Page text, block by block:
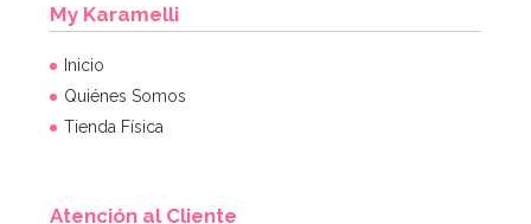
My Karamelli
Inicio
Quiénes Somos
Tienda Física
Atención al Cliente